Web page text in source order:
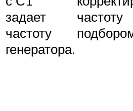
задает
частоту
генератора.
частоту